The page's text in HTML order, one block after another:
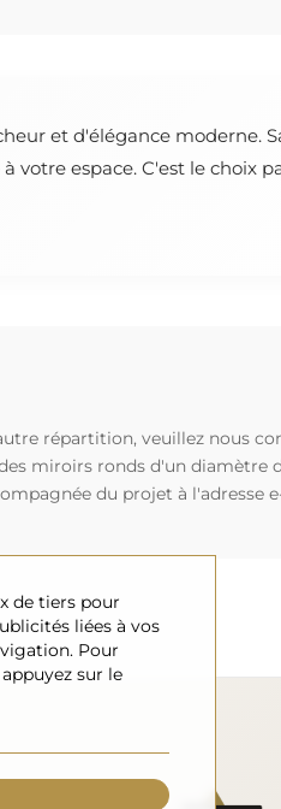
et d'élégance moderne.
votre espace. C'est le choix
répartition, veuillez nous
miroirs ronds d'un diamètre
du projet à l'adresse
de tiers pour
liées à vos
Pour
sur le